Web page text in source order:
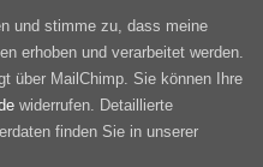
und stimme zu, dass meine
erhoben und verarbeitet werden.
über MailChimp. Sie können Ihre
widerrufen. Detaillierte
finden Sie in unserer